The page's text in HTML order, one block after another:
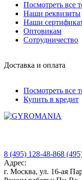
Посмотреть все
Наши реквизиты
Наши
Оптовикам
Сотрудничество
Доставка и оплата
Посмотреть все
Купить в кредит
8 (495) 128-48-868
Адрес:
г. Москва, ул. 16-ая